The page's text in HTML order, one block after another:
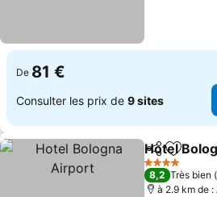
De 81 €
Consulter les prix de 9 sites
Partager
Hotel
4 Étoiles
8,2 Très bien
à 2.9 km de